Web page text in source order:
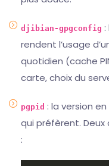
djibian-gpgconfig
rendent l’usage
quotidien (cache
carte, choix du
pgpid : la version
qui préfèrent.
: